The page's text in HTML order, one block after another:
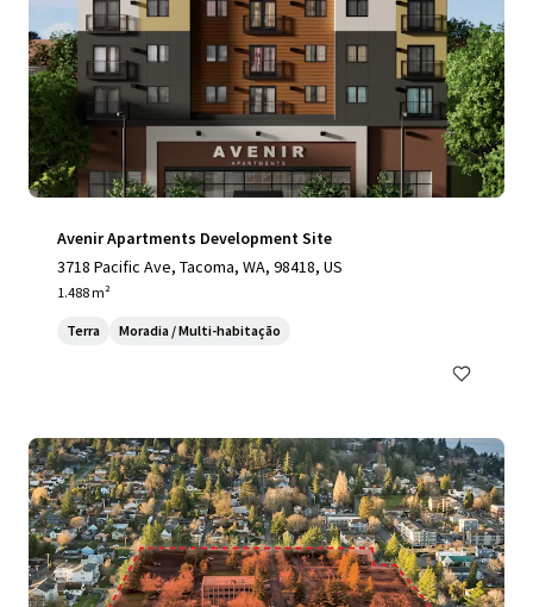
Avenir Apartments Development Site
3718 Pacific Ave, Tacoma, WA, 98418, US
1.488 m²
Terra Moradia / Multi-habitação